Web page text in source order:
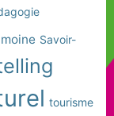
Savoir-
tourisme